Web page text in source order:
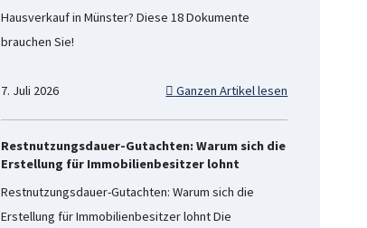
Hausverkauf in Münster? Diese 18 Dokumente
brauchen Sie!
7. Juli 2026 Ganzen Artikel lesen
Restnutzungsdauer-Gutachten: Warum sich die
Erstellung für Immobilienbesitzer lohnt
Restnutzungsdauer-Gutachten: Warum sich die
Erstellung für Immobilienbesitzer lohnt Die